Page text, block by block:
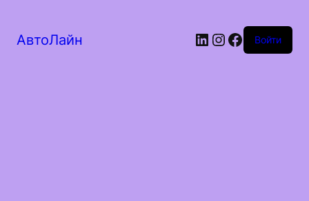
АвтоЛайн LinkedIn
Instagram
Facebook
Войти